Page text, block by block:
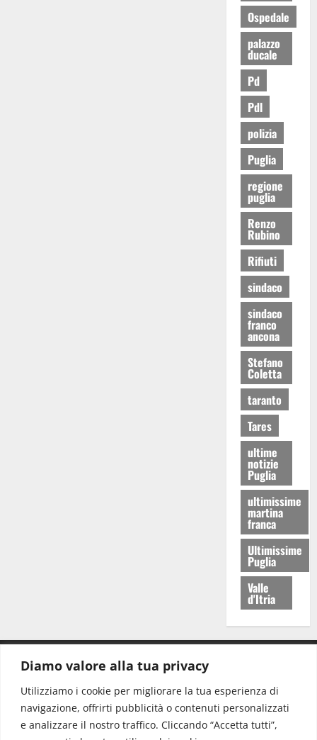
Diamo valore alla tua privacy
Utilizziamo i cookie per migliorare la tua esperienza di
navigazione, offrirti pubblicità o contenuti personalizzati
e analizzare il nostro traffico. Cliccando “Accetta tutti”,
Ospedale
palazzo
ducale
Pd
Pdl
polizia
Puglia
regione
puglia
Renzo
Rubino
Rifiuti
sindaco
sindaco
franco
ancona
Stefano
Coletta
taranto
Tares
ultime
notizie
Puglia
ultimissime
martina
franca
Ultimissime
Puglia
Valle
d'Itria
Redazione: redazione@www.martinasera.it
Direttore:direttore@www.martinasera.it